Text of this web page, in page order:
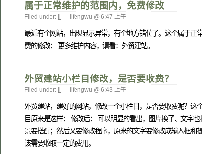
属于正常维护的范围内，免费修改
Filed under: li — lifengwu @ 6:47 上午
最近有个网站，出现显示异常，有个地方错位了。这个属于
费的修改： 更多维护内容，请看：外贸建站。
外贸建站小栏目修改，是否要收费？
Filed under: li — lifengwu @ 6:43 上午
外贸建站，建好的网站，修改一个小栏目，是否要收费呢？这
目原来是这样： 修改后： 可以明显的看出，图片换了、文字
景要搭配；然后又要修改程序，原来的文字要修改成输入框和
该需要收取一定的费用。